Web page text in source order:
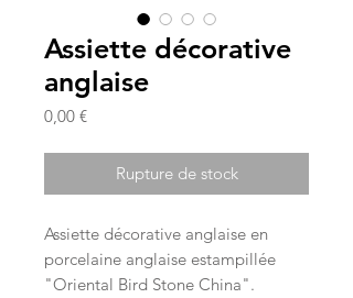
Assiette décorative
anglaise
0,00 €Prix
Rupture de stock
Assiette décorative anglaise en
porcelaine anglaise estampillée
"Oriental Bird Stone China".